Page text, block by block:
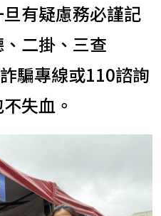
有疑慮務必謹記
二掛、三查
騙專線或110諮詢
失血。